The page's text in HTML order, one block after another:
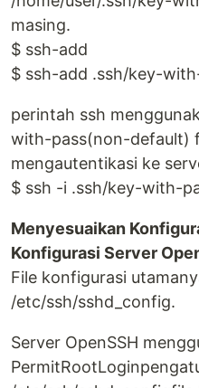
masing.
$ ssh-add
$ ssh-add .ssh/key-
perintah ssh
with-pass(non-default)
mengautentikasi ke
$ ssh -i .ssh/key-with-
Menyesuaikan
Konfigurasi Server
File konfigurasi
/etc/ssh/sshd_config.
Server OpenSSH